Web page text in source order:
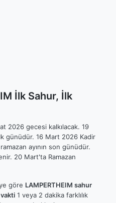
İlk Sahur, İlk
2026 gecesi kalkılacak. 19
günüdür. 16 Mart 2026 Kadir
ayının son günüdür.
20 Mart'ta Ramazan
göre LAMPERTHEIM sahur
1 veya 2 dakika farklılık